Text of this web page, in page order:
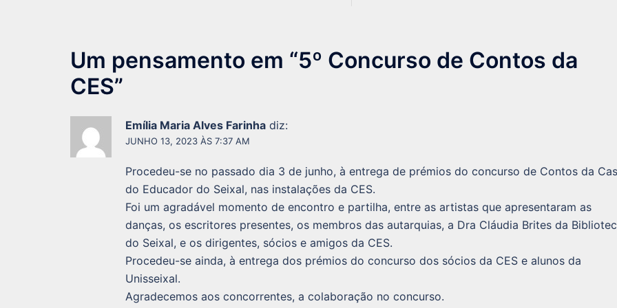
Um pensamento em “5º Concurso de Contos da
CES”
Emília Maria Alves Farinha diz:
JUNHO 13, 2023 ÀS 7:37 AM
Procedeu-se no passado dia 3 de junho, à entrega de prémios do concurso de Contos da
do Educador do Seixal, nas instalações da CES.
Foi um agradável momento de encontro e partilha, entre as artistas que apresentaram as
danças, os escritores presentes, os membros das autarquias, a Dra Cláudia Brites da
do Seixal, e os dirigentes, sócios e amigos da CES.
Procedeu-se ainda, à entrega dos prémios do concurso dos sócios da CES e alunos da
Unisseixal.
Agradecemos aos concorrentes, a colaboração no concurso.